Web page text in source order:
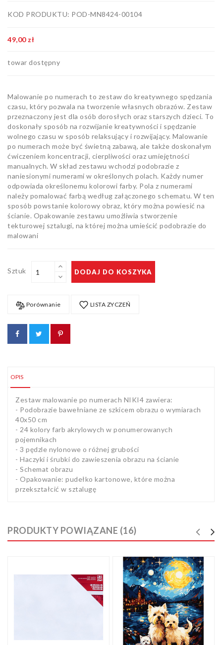
biurowe
KOD PRODUKTU: POD-MN8424-00104
49,00 zł
towar dostępny
Malowanie po numerach to zestaw do kreatywnego spędzania
czasu, który pozwala na tworzenie własnych obrazów. Zestaw
przeznaczony jest dla osób dorosłych oraz starszych dzieci. To
doskonały sposób na rozwijanie kreatywności i spędzanie
wolnego czasu w sposób relaksujący i rozwijający. Malowanie
po numerach może być świetną zabawą, ale także doskonałym
ćwiczeniem koncentracji, cierpliwości oraz umiejętności
manualnych. W skład zestawu wchodzi podobrazie z
naniesionymi numerami w określonych polach. Każdy numer
odpowiada określonemu kolorowi farby. Pola z numerami
należy pomalować farbą według załączonego schematu. W ten
sposób powstanie kolorowy obraz, który można powiesić na
ścianie. Opakowanie zestawu umożliwia stworzenie
tekturowej sztalugi, na której można umieścić podobrazie do
malowani
Sztuk DODAJ DO KOSZYKA
Porównanie LISTA ZYCZEŃ
OPIS
Zestaw malowanie po numerach NIKI4 zawiera:
- Podobrazie bawełniane ze szkicem obrazu o wymiarach
40x50 cm
- 24 kolory farb akrylowych w ponumerowanych
pojemnikach
- 3 pędzle nylonowe o różnej grubości
- Haczyki i śrubki do zawieszenia obrazu na ścianie
- Schemat obrazu
- Opakowanie: pudełko kartonowe, które można
przekształcić w sztalugę
PRODUKTY POWIĄZANE (16)